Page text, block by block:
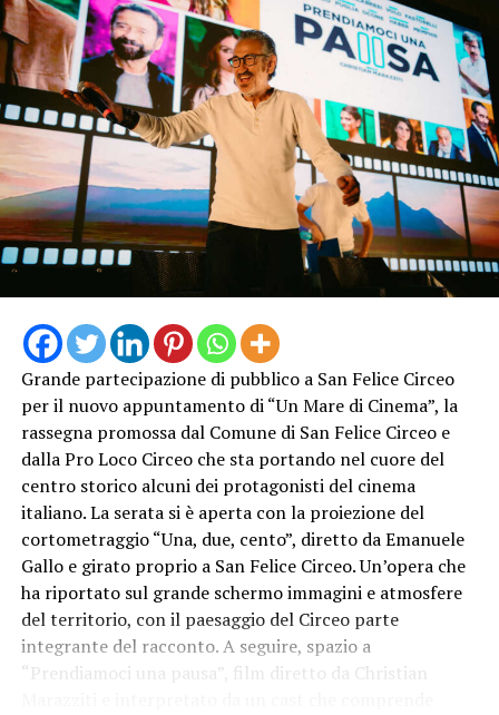
Al termine, il dottor Marco Martino farà il suo ingresso
in Questura dove, dopo aver salutato il personale e i
Funzionari, incontrerà i rappresentanti della stampa
locale per un momento di saluto e di confronto, che
costituirà la prima occasione ufficiale di incontro con gli
organi di informazione del territorio.
Grande partecipazione di pubblico a San Felice Circeo
per il nuovo appuntamento di “Un Mare di Cinema”, la
rassegna promossa dal Comune di San Felice Circeo e
dalla Pro Loco Circeo che sta portando nel cuore del
centro storico alcuni dei protagonisti del cinema
italiano. La serata si è aperta con la proiezione del
cortometraggio “Una, due, cento”, diretto da Emanuele
Gallo e girato proprio a San Felice Circeo. Un’opera che
ha riportato sul grande schermo immagini e atmosfere
del territorio, con il paesaggio del Circeo parte
integrante del racconto. A seguire, spazio a
“Prendiamoci una pausa”, film diretto da Christian